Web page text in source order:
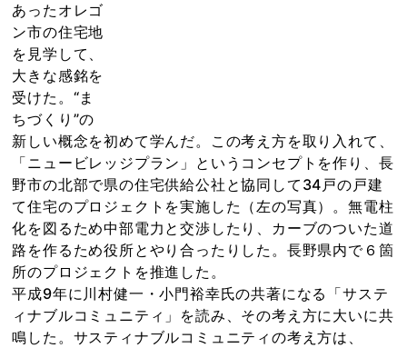
あったオレゴ
ン市の住宅地
を見学して、
大きな感銘を
受けた。“ま
ちづくり”の
新しい概念を初めて学んだ。この考え方を取り入れて、
「ニュービレッジプラン」というコンセプトを作り、長
野市の北部で県の住宅供給公社と協同して34戸の戸建
て住宅のプロジェクトを実施した（左の写真）。無電柱
化を図るため中部電力と交渉したり、カーブのついた道
路を作るため役所とやり合ったりした。長野県内で６箇
所のプロジェクトを推進した。
平成9年に川村健一・小門裕幸氏の共著になる「サステ
ィナブルコミュニティ」を読み、その考え方に大いに共
鳴した。サスティナブルコミュニティの考え方は、